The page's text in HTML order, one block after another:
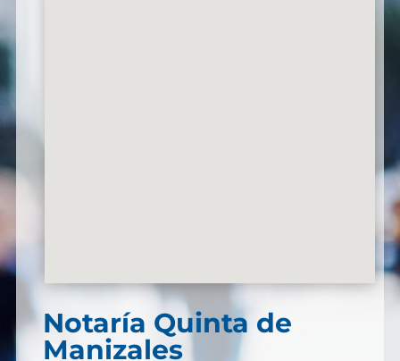
Notaría Quinta de
Manizales